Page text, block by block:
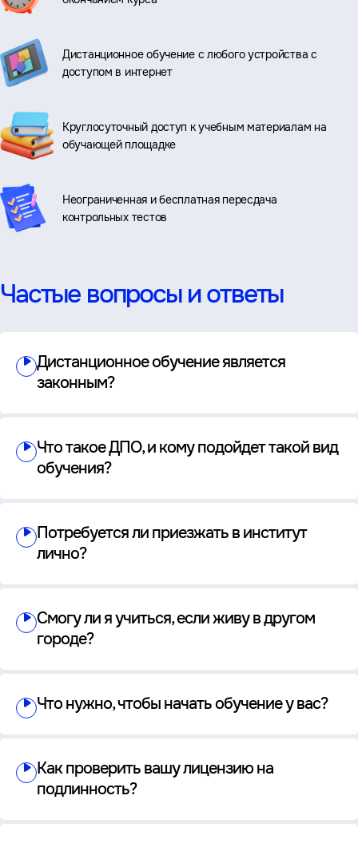
Дистанционное обучение с любого устройства с
доступом в интернет
Круглосуточный доступ к учебным материалам на
обучающей площадке
Неограниченная и бесплатная пересдача
контрольных тестов
Частые вопросы и ответы
Дистанционное обучение является
законным?
Что такое ДПО, и кому подойдет такой вид
обучения?
Потребуется ли приезжать в институт
лично?
Смогу ли я учиться, если живу в другом
городе?
Что нужно, чтобы начать обучение у вас?
Как проверить вашу лицензию на
подлинность?